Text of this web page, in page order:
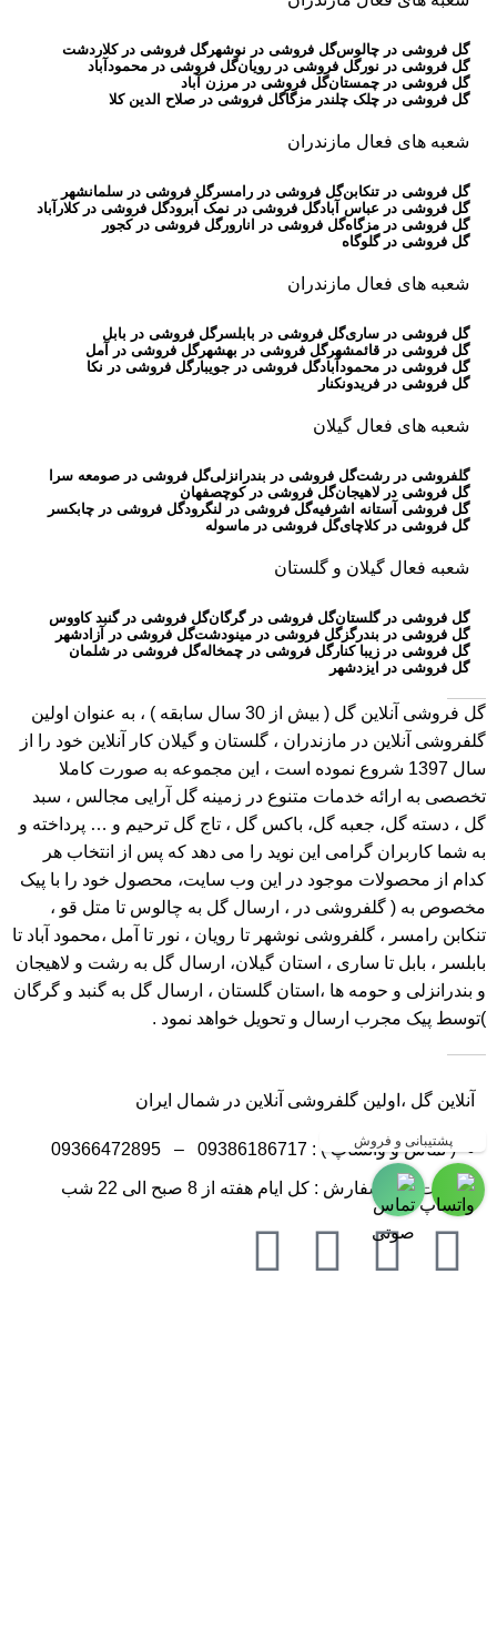
گل فروشی در چالوسگل فروشی در نوشهرگل فروشی در کلاردشت
گل فروشی در نورگل فروشی در رویانگل فروشی در محمودآباد
گل فروشی در چمستانگل فروشی در مرزن آباد
گل فروشی در چلک چلندر مزگاگل فروشی در صلاح الدین کلا
شعبه های فعال مازندران
گل فروشی در تنکابنگل فروشی در رامسرگل فروشی در سلمانشهر
گل فروشی در عباس آبادگل فروشی در نمک آبرودگل فروشی در کلارآباد
گل فروشی در مزگاهگل فروشی در انارورگل فروشی در کجور
گل فروشی در گلوگاه
شعبه های فعال مازندران
گل فروشی در ساریگل فروشی در بابلسرگل فروشی در بابل
گل فروشی در قائمشهرگل فروشی در بهشهرگل فروشی در آمل
گل فروشی در محمودآبادگل فروشی در جویبارگل فروشی در نکا
گل فروشی در فریدونکنار
شعبه های فعال گیلان
گلفروشی در رشتگل فروشی در بندرانزلیگل فروشی در صومعه سرا
گل فروشی در لاهیجانگل فروشی در کوچصفهان
گل فروشی آستانه اشرفیهگل فروشی در لنگرودگل فروشی در چابکسر
گل فروشی در کلاچایگل فروشی در ماسوله
شعبه فعال گیلان و گلستان
گل فروشی در گلستانگل فروشی در گرگانگل فروشی در گنبد کاووس
گل فروشی در بندرگزگل فروشی در مینودشتگل فروشی در آزادشهر
گل فروشی در زیبا کنارگل فروشی در چمخالهگل فروشی در شلمان
گل فروشی در ایزدشهر
گل فروشی آنلاین گل
( بیش از 30 سال سابقه ) ، به عنوان اولین
گلفروشی آنلاین در مازندران ، گلستان و گیلان کار آنلاین خود را از
سال 1397 شروع نموده است ، این مجموعه به صورت کاملا
تخصصی به ارائه خدمات متنوع در زمینه گل آرایی مجالس ، سبد
گل ، دسته گل، جعبه گل، باکس گل ، تاج گل ترحیم و … پرداخته و
به شما کاربران گرامی این نوید را می دهد که پس از انتخاب هر
کدام از محصولات موجود در این وب سایت، محصول خود را با پیک
مخصوص به ( گلفروشی در ، ارسال گل به چالوس تا متل قو ،
تنکابن رامسر ، گلفروشی نوشهر تا رویان ، نور تا آمل ،محمود آباد تا
بابلسر ، بابل تا ساری ، استان گیلان، ارسال گل به رشت و لاهیجان
و بندرانزلی و حومه ها ،استان گلستان ، ارسال گل به گنبد و گرگان
)توسط پیک مجرب ارسال و تحویل خواهد نمود .
آنلاین گل ،اولین گلفروشی آنلاین در شمال ایران
( تماس و واتساپ ) :09386186717
–
09366472895
جهت ثبت سفارش : کل ایام هفته از 8 صبح الی 22 شب
پشتیبانی و فروش